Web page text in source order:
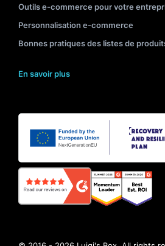
Outils e-commerce pour votre
Personnalisation e-commerce
Bonnes pratiques des listes de
En savoir plus